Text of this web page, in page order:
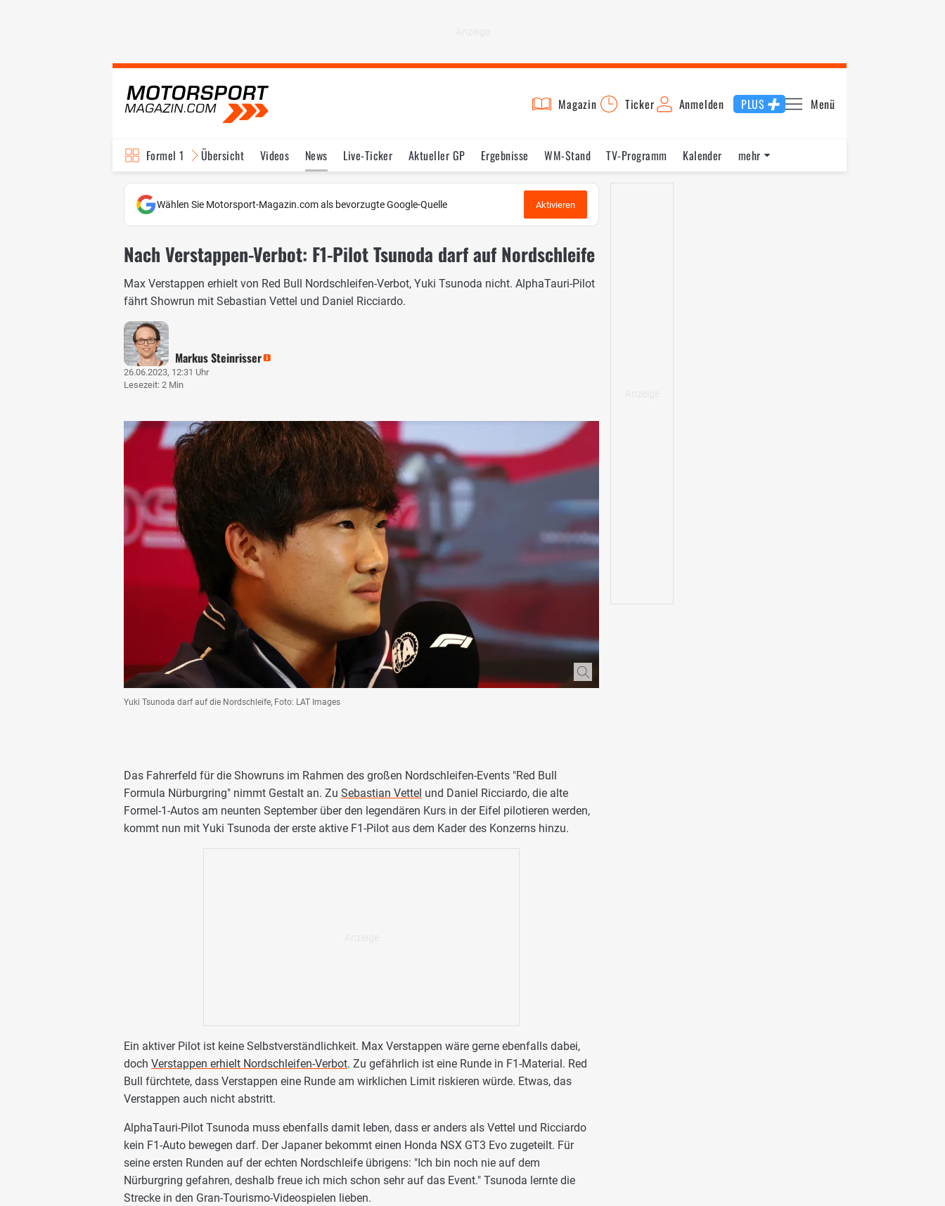
Magazin Ticker Anmelden PLUS Menü
Formel 1 Übersicht Videos News Live-Ticker Aktueller GP Ergebnisse WM-Stand TV-Programm
Kalender
Fahrer & Teams
Bilder Termine Statistik Testfahrten Reglement Lexikon
mehr
Wählen Sie Motorsport-Magazin.com als bevorzugte Google-Quelle Aktivieren
Nach Verstappen-Verbot: F1-Pilot Tsunoda darf auf Nordschleife
Max Verstappen erhielt von Red Bull Nordschleifen-Verbot, Yuki Tsunoda nicht. AlphaTauri-Pilot
fährt Showrun mit Sebastian Vettel und Daniel Ricciardo.
Markus Steinrisser
26.06.2023, 12:31 Uhr
Lesezeit: 2 Min
Yuki Tsunoda darf auf die Nordschleife, Foto: LAT Images
Das Fahrerfeld für die Showruns im Rahmen des großen Nordschleifen-Events "Red Bull
Formula Nürburgring" nimmt Gestalt an. Zu Sebastian Vettel und Daniel Ricciardo, die alte
Formel-1-Autos am neunten September über den legendären Kurs in der Eifel pilotieren werden,
kommt nun mit Yuki Tsunoda der erste aktive F1-Pilot aus dem Kader des Konzerns hinzu.
Ein aktiver Pilot ist keine Selbstverständlichkeit. Max Verstappen wäre gerne ebenfalls dabei,
doch Verstappen erhielt Nordschleifen-Verbot. Zu gefährlich ist eine Runde in F1-Material. Red
Bull fürchtete, dass Verstappen eine Runde am wirklichen Limit riskieren würde. Etwas, das
Verstappen auch nicht abstritt.
AlphaTauri-Pilot Tsunoda muss ebenfalls damit leben, dass er anders als Vettel und Ricciardo
kein F1-Auto bewegen darf. Der Japaner bekommt einen Honda NSX GT3 Evo zugeteilt. Für
seine ersten Runden auf der echten Nordschleife übrigens: "Ich bin noch nie auf dem
Nürburgring gefahren, deshalb freue ich mich schon sehr auf das Event." Tsunoda lernte die
Strecke in den Gran-Tourismo-Videospielen lieben.